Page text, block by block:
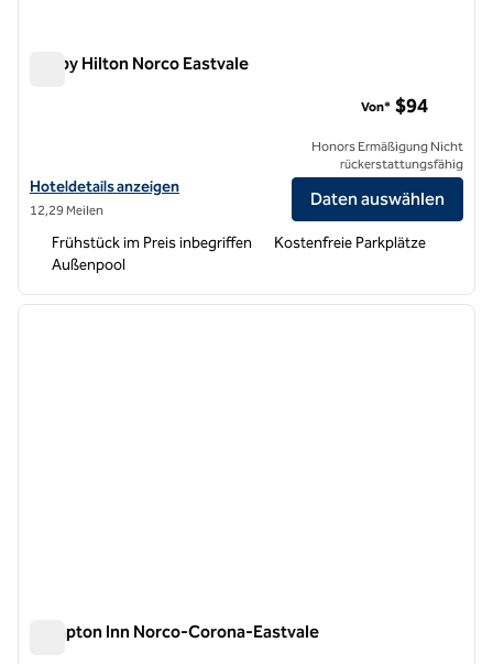
Tru by Hilton Norco Eastvale
Hoteldetails für Tru by Hilton Norco Eastvale anzeigen
Hoteldetails anzeigen
12,29 Meilen
Von* $94
Honors Ermäßigung Nicht
rückerstattungsfähig
Daten auswählen
Frühstück im Preis inbegriffen
Kostenfreie Parkplätze
Außenpool
1 von 12
Hampton Inn Norco-Corona-Eastvale